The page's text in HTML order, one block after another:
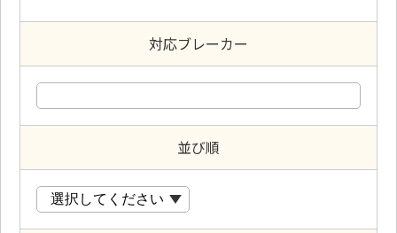
対応ブレーカー
並び順